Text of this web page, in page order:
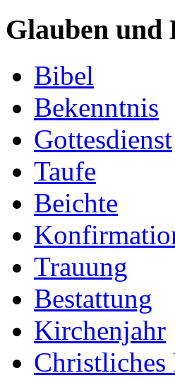
Glauben und
Bibel
Bekenntnis
Gottesdienst
Taufe
Beichte
Trauung
Bestattung
Kirchenjahr
Christliches